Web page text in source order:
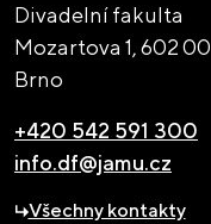
Divadelní fakulta
Mozartova 1,602 00
Brno
+420 542 591 300
info.df@jamu.cz
Všechny kontakty